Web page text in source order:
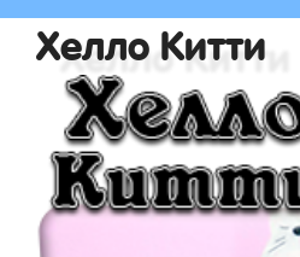
Хелло Китти